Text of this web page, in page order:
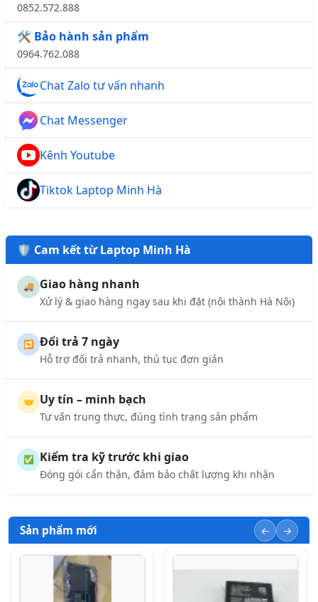
0852.572.888
🛠️ Bảo hành sản phẩm
0964.762.088
Chat Zalo tư vấn nhanh
Chat Messenger
Kênh Youtube
Tiktok Laptop Minh Hà
🛡️ Cam kết từ Laptop Minh Hà
🚚 Giao hàng nhanh
Xử lý & giao hàng ngay sau khi đặt (nội thành Hà Nội)
🔁 Đổi trả 7 ngày
Hỗ trợ đổi trả nhanh, thủ tục đơn giản
🤝 Uy tín – minh bạch
Tư vấn trung thực, đúng tình trạng sản phẩm
✅ Kiểm tra kỹ trước khi giao
Đóng gói cẩn thận, đảm bảo chất lượng khi nhận
Sản phẩm mới